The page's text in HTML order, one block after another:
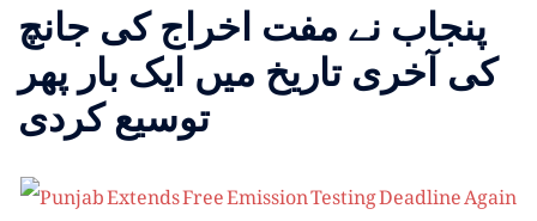
پنجاب نے مفت اخراج کی جانچ
کی آخری تاریخ میں ایک بار پھر
توسیع کردی